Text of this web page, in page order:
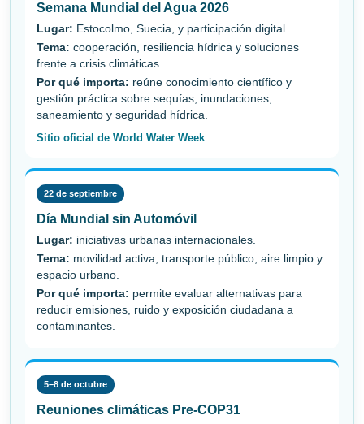
Semana Mundial del Agua 2026
Lugar: Estocolmo, Suecia, y participación digital.
Tema: cooperación, resiliencia hídrica y soluciones
frente a crisis climáticas.
Por qué importa: reúne conocimiento científico y
gestión práctica sobre sequías, inundaciones,
saneamiento y seguridad hídrica.
Sitio oficial de World Water Week
22 de septiembre
Día Mundial sin Automóvil
Lugar: iniciativas urbanas internacionales.
Tema: movilidad activa, transporte público, aire limpio y
espacio urbano.
Por qué importa: permite evaluar alternativas para
reducir emisiones, ruido y exposición ciudadana a
contaminantes.
5–8 de octubre
Reuniones climáticas Pre-COP31